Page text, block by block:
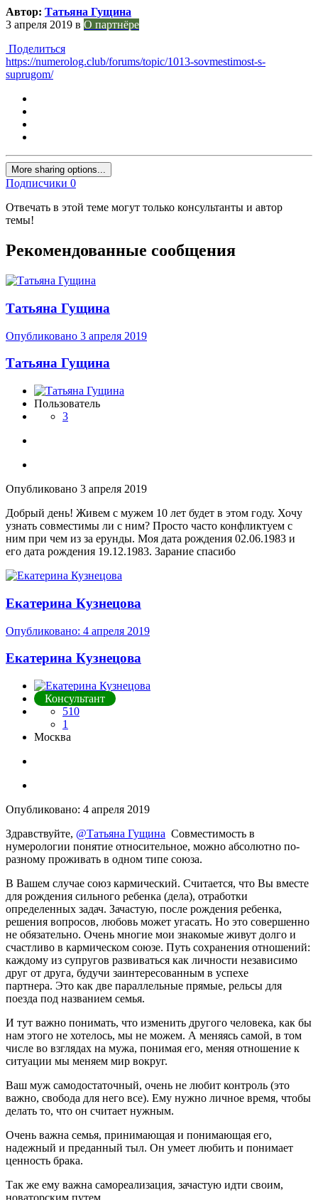
Автор: Татьяна Гущина
3 апреля 2019 в О партнёре
Поделиться
https://numerolog.club/forums/topic/1013-sovmestimost-s-
suprugom/
More sharing options...
Подписчики 0
Отвечать в этой теме могут только консультанты и автор
темы!
Рекомендованные сообщения
Татьяна Гущина
Опубликовано 3 апреля 2019
Татьяна Гущина
Пользователь
3
Опубликовано 3 апреля 2019
Добрый день! Живем с мужем 10 лет будет в этом году. Хочу
узнать совместимы ли с ним? Просто часто конфликтуем с
ним при чем из за ерунды. Моя дата рождения 02.06.1983 и
его дата рождения 19.12.1983. Зарание спасибо
Екатерина Кузнецова
Опубликовано: 4 апреля 2019
Екатерина Кузнецова
Консультант
510
1
Москва
Опубликовано: 4 апреля 2019
Здравствуйте, @Татьяна Гущина Совместимость в
нумерологии понятие относительное, можно абсолютно по-
разному проживать в одном типе союза.
В Вашем случае союз кармический. Считается, что Вы вместе
для рождения сильного ребенка (дела), отработки
определенных задач. Зачастую, после рождения ребенка,
решения вопросов, любовь может угасать. Но это совершенно
не обязательно. Очень многие мои знакомые живут долго и
счастливо в кармическом союзе. Путь сохранения отношений:
каждому из супругов развиваться как личности независимо
друг от друга, будучи заинтересованным в успехе
партнера. Это как две параллельные прямые, рельсы для
поезда под названием семья.
И тут важно понимать, что изменить другого человека, как бы
нам этого не хотелось, мы не можем. А меняясь самой, в том
числе во взглядах на мужа, понимая его, меняя отношение к
ситуации мы меняем мир вокруг.
Ваш муж самодостаточный, очень не любит контроль (это
важно, свобода для него все). Ему нужно личное время, чтобы
делать то, что он считает нужным.
Очень важна семья, принимающая и понимающая его,
надежный и преданный тыл. Он умеет любить и понимает
ценность брака.
Так же ему важна самореализация, зачастую идти своим,
новаторским путем.